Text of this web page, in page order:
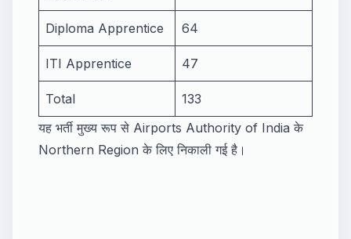
Diploma Apprentice 64
ITI Apprentice 47
Total
133
यह भर्ती मुख्य रूप से Airports Authority of India के
Northern Region के लिए निकाली गई है।